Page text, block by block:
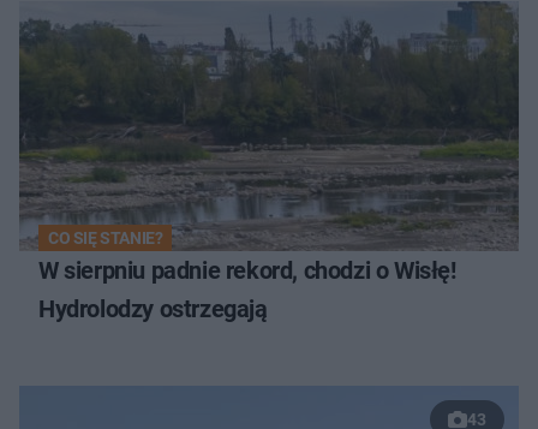
CO SIĘ STANIE?
W sierpniu padnie rekord, chodzi o Wisłę!
Hydrolodzy ostrzegają
43